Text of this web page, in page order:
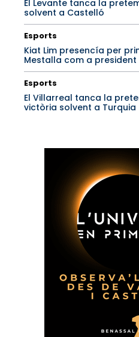
El Levante tanca la
solvent a Castelló
Esports
Kiat Lim presencía per
Mestalla com a president
Esports
El Villarreal tanca la
victòria solvent a Turquia